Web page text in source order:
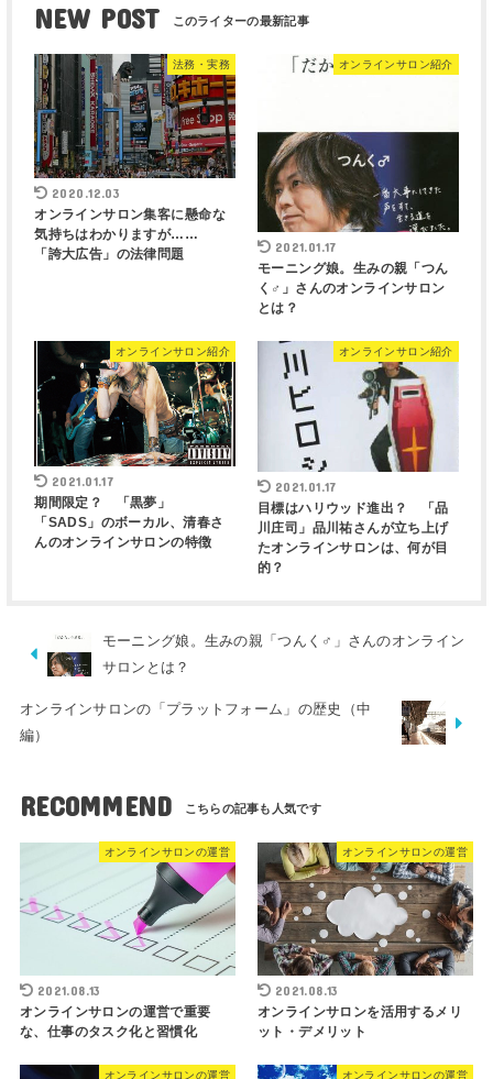
NEW POST
法務・実務
2020.12.03
オンラインサロン集客に懸命な
気持ちはわかりますが……
「誇大広告」の法律問題
オンラインサロン紹介
2021.01.17
モーニング娘。生みの親「つん
く♂」さんのオンラインサロン
とは？
オンラインサロン紹介
2021.01.17
期間限定？ 「黒夢」
「SADS」のボーカル、清春さ
んのオンラインサロンの特徴
オンラインサロン紹介
2021.01.17
目標はハリウッド進出？ 「品
川庄司」品川祐さんが立ち上げ
たオンラインサロンは、何が目
的？
モーニング娘。生みの親「つんく♂」さんのオンライン
サロンとは？
オンラインサロンの「プラットフォーム」の歴史（中
編）
RECOMMEND
オンラインサロンの運営
2021.08.13
オンラインサロンの運営で重要
な、仕事のタスク化と習慣化
オンラインサロンの運営
2021.08.13
オンラインサロンを活用するメリ
ット・デメリット
オンラインサロンの運営 オンラインサロンの運営